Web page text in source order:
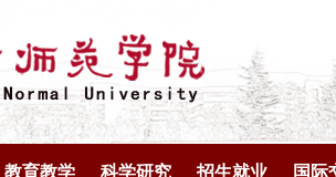
教育教学 科学研究 招生就业 国际